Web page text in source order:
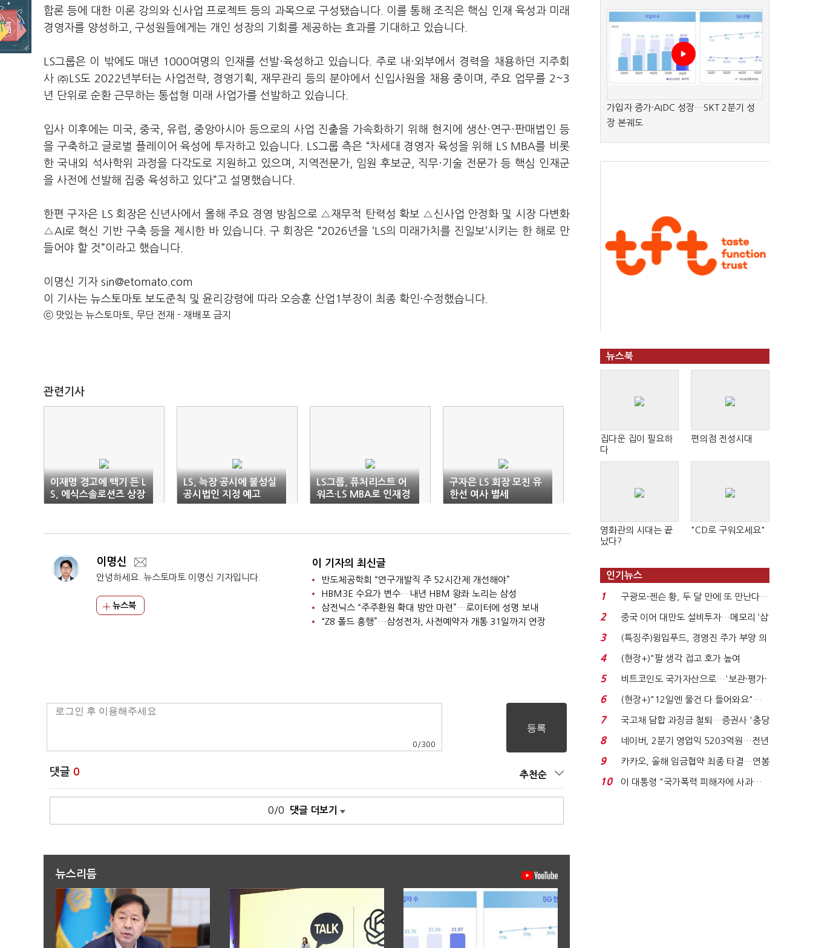
합론 등에 대한 이론 강의와 신사업 프로젝트 등의 과목으로 구성됐습니다. 이를 통해 조직은 핵심 인재 육성과 미래
경영자를 양성하고, 구성원들에게는 개인 성장의 기회를 제공하는 효과를 기대하고 있습니다.
LS그룹은 이 밖에도 매년 1000여명의 인재를 선발·육성하고 있습니다. 주로 내·외부에서 경력을 채용하던 지주회
사 ㈜LS도 2022년부터는 사업전략, 경영기획, 재무관리 등의 분야에서 신입사원을 채용 중이며, 주요 업무를 2~3
년 단위로 순환 근무하는 통섭형 미래 사업가를 선발하고 있습니다.
입사 이후에는 미국, 중국, 유럽, 중앙아시아 등으로의 사업 진출을 가속화하기 위해 현지에 생산·연구·판매법인 등
을 구축하고 글로벌 플레이어 육성에 투자하고 있습니다. LS그룹 측은 “차세대 경영자 육성을 위해 LS MBA를 비롯
한 국내외 석사학위 과정을 다각도로 지원하고 있으며, 지역전문가, 임원 후보군, 직무·기술 전문가 등 핵심 인재군
을 사전에 선발해 집중 육성하고 있다”고 설명했습니다.
한편 구자은 LS 회장은 신년사에서 올해 주요 경영 방침으로 △재무적 탄력성 확보 △신사업 안정화 및 시장 다변화
△AI로 혁신 기반 구축 등을 제시한 바 있습니다. 구 회장은 “2026년을 ‘LS의 미래가치를 진일보’시키는 한 해로 만
들어야 할 것”이라고 했습니다.
이명신 기자 sin@etomato.com
이 기사는 뉴스토마토 보도준칙 및 윤리강령에 따라 오승훈 산업1부장이 최종 확인·수정했습니다.
ⓒ 맛있는 뉴스토마토, 무단 전재 - 재배포 금지
관련기사
이재명 경고에 백기 든 L
S, 에식스솔로션즈 상장
철회
LS, 늑장 공시에 불성실
공시법인 지정 예고
LS그룹, 퓨처리스트 어
워즈·LS MBA로 인재경
영 나서
구자은 LS 회장 모친 유
한선 여사 별세
이명신
안녕하세요. 뉴스토마토 이명신 기자입니다.
뉴스북
이 기자의 최신글
반도체공학회 “연구개발직 주 52시간제 개선해야”
HBM3E 수요가 변수…내년 HBM 왕좌 노리는 삼성
삼전닉스 “주주환원 확대 방안 마련”…로이터에 성명 보내
“Z8 폴드 흥행”…삼성전자, 사전예약자 개통 31일까지 연장
0 /300
댓글 0 추천순
0/0 댓글 더보기
뉴스리듬
가입자 증가·AIDC 성장…SKT 2분기 성
장 본궤도
뉴스북
집다운 집이 필요하
다
편의점 전성시대
영화관의 시대는 끝
났다?
"CD로 구워오세요"
인기뉴스
1
구광모-젠슨 황, 두 달 만에 또 만난다…
로봇·AI 등 논...
2
중국 이어 대만도 설비투자…메모리 ‘삼
국전쟁’
3
(특징주)윙입푸드, 경영진 주가 부양 의
지에 상한가...
4
(현장+)"팔 생각 접고 호가 높여
요"…'덜 똘똘한 한 채' 20...
5
비트코인도 국가자산으로…'보관·평가·
처분' 기준은 ...
6
(현장+)"12일엔 물건 다 들어와요"…
빈 매대 채우며 문 연 ...
7
국고채 담합 과징금 철퇴…증권사 '충당
금 폭탄' 우려...
8
네이버, 2분기 영업익 5203억원…전년
비 0.2% 감소...
9
카카오, 올해 임금협약 최종 타결…연봉
6.3% 인상·격려...
10
이 대통령 "국가폭력 피해자에 사과…